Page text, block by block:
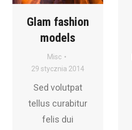
Glam fashion
models
Misc
29 stycznia 2014
Sed volutpat
tellus curabitur
felis dui